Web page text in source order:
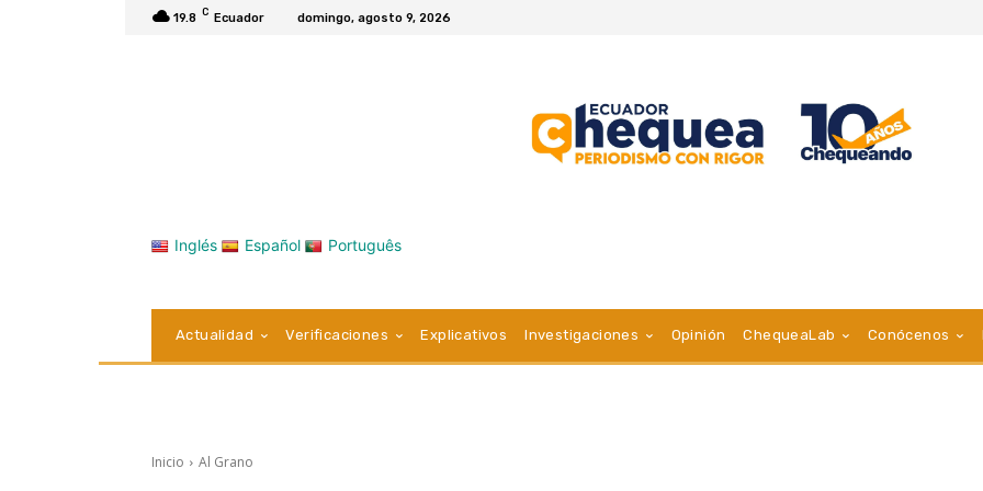
19.8 C Ecuador domingo, agosto 9, 2026
Inglés Español Português
Actualidad Verificaciones Explicativos Investigaciones Opinión ChequeaLab Conócenos
Inicio Al Grano